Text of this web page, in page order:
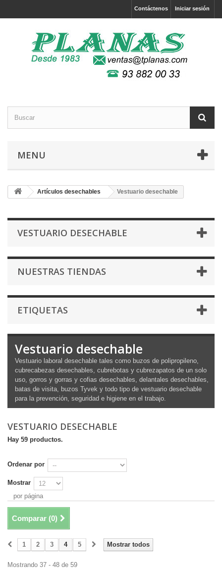
Iniciar sesión
Contáctenos
MENU
Artículos desechables Vestuario desechable
VESTUARIO DESECHABLE
NUESTRAS TIENDAS
ETIQUETAS
Vestuario desechable
Vestuario laboral desechable tales como buzos de polipropileno,
cubrecabezas desechables, cubrebotas y cubrezapatos de un solo
uso, gorros y gorras y cofias desechables, delantales desechables,
batas de visita, buzos Tyvek y todo tipo de vestuario desechable
para la prevención, seguridad e higiene en el trabajo.
VESTUARIO DESECHABLE
Hay 59 productos.
Ordenar por
Mostrar
por página
Comparar (0)
Mostrar todos
1 2 3 4 5
Mostrando 37 - 48 de 59